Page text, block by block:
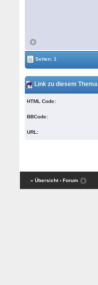
Seiten: 1
Link zu diesem Thema
HTML Code:
BBCode:
URL:
« Übersicht ‹ Forum